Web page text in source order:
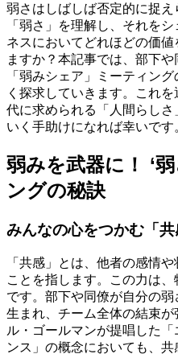
弱さはしばしば否定的に捉
「弱さ」を理解し、それを
ネスにおいてどれほどの価
ますか？本記事では、部下
「弱みシェア」ミーティン
く探求していきます。これ
代に求められる「人間らし
いく手助けになれば幸いです
弱みを武器に！ ‘
ングの秘訣
みんなの心をつかむ「共
「共感」とは、他者の感情
ことを指します。この力は
です。部下や同僚が自分の
生まれ、チーム全体の結束
ル・ゴールマンが提唱した
ンス」の概念においても、